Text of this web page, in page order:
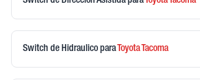
Switch de Hidraulico paraToyotaTacoma